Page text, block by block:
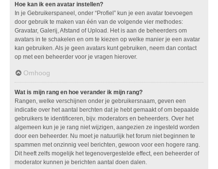
Hoe kan ik een avatar instellen?
In je Gebruikerspaneel, onder “Profiel” kun je een avatar toevoegen
door gebruik te maken van één van de volgende vier methodes:
Gravatar, Galerij, Afstand of Upload. Het is aan de beheerders om
avatars in te schakelen en om te kiezen op welke manier je een avatar
kan gebruiken. Als je geen avatars kunt gebruiken, neem dan contact
op met een beheerder voor je vragen hierover.
Omhoog
Wat is mijn rang en hoe verander ik mijn rang?
Rangen, welke verschijnen onder je gebruikersnaam, geven een
indicatie over het aantal berchten dat je hebt gemaakt of om bepaalde
gebruikers te identificeren, bijv. moderators en beheerders. Over het
algemeen kun je je rang niet wijzigen, aangezien ze ingesteld worden
door een beheerder. Nu moet je natuurlijk het forum niet beginnen te
spammen met onzinnig veel berichten, gewoon voor een hogere rang.
Dit heeft zelfs mogelijk het tegenovergestelde effect, een beheerder of
moderator kunnen je berichten aantal doen dalen.